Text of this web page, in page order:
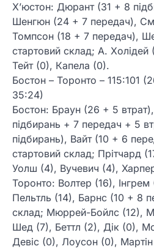
Х’юстон: Дюрант (31 + 8
Шенгюн (24 + 7 передач),
Томпсон (18 + 7 передач),
стартовий склад; А. Холідей
Тейт (0), Капела (0).
Бостон – Торонто – 115:101
35:24)
Бостон: Браун (26 + 5
підбирань + 7 передач + 5
підбирань), Вайт (10 + 6
стартовий склад; Прітчард
Уолш (4), Вучевич (4),
Торонто: Волтер (16), Інгрем
Пельтль (14), Барнс (10 + 8
склад; Мюррей-Бойлс (12),
Шед (7), Беттл (2), Дік (0),
Девіс (0), Лоусон (0),